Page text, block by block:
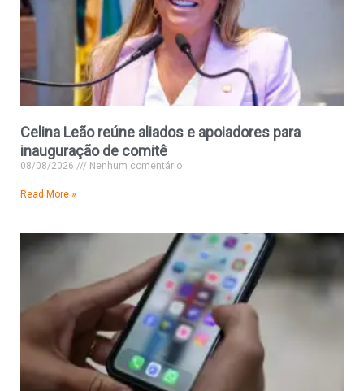
Celina Leão reúne aliados e apoiadores para
inauguração de comitê
08/08/2026 Nenhum comentário
Read More »